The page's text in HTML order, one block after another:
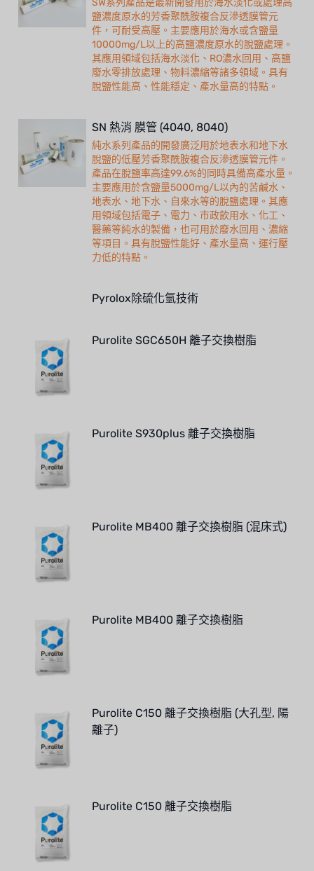
鹽濃度原水的芳香聚酰胺複合反滲透膜管元
件，可耐受高壓。主要應用於海水或含鹽量
10000mg/L以上的高鹽濃度原水的脫鹽處理。
其應用領域包括海水淡化、RO濃水回用、高鹽
廢水零排放處理、物料濃縮等諸多領域。具有
脫鹽性能高、性能穩定、產水量高的特點。
SN 熱消 膜管 (4040, 8040)
純水系列產品的開發廣泛用於地表水和地下水
脫鹽的低壓芳香聚酰胺複合反滲透膜管元件。
產品在脫鹽率高達99.6%的同時具備高產水量。
主要應用於含鹽量5000mg/L以內的苦鹹水、
地表水、地下水、自來水等的脫鹽處理。其應
用領域包括電子、電力、市政飲用水、化工、
醫藥等純水的製備，也可用於廢水回用、濃縮
等項目。具有脫鹽性能好、產水量高、運行壓
力低的特點。
Pyrolox除硫化氫技術
Purolite SGC650H 離子交換樹脂
Purolite S930plus 離子交換樹脂
Purolite MB400 離子交換樹脂 (混床式)
Purolite MB400 離子交換樹脂
Purolite C150 離子交換樹脂 (大孔型, 陽
離子)
Purolite C150 離子交換樹脂